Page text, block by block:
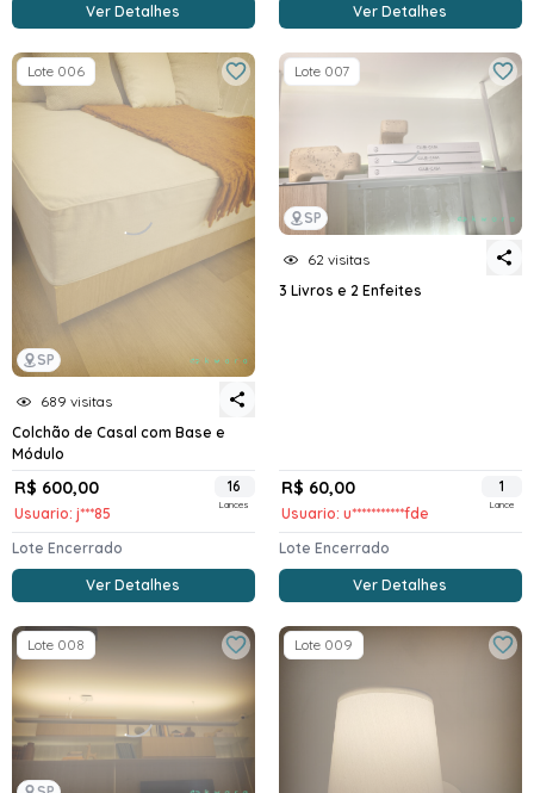
Ver Detalhes Ver Detalhes
SP
Lote 006
689 visitas
Colchão de Casal com Base e
Módulo
R$ 600,00
Usuario: j***85
16
Lances
Lote Encerrado
Ver Detalhes
SP
Lote 007
62 visitas
3 Livros e 2 Enfeites
R$ 60,00
Usuario: u***********fde
1
Lance
Lote Encerrado
Ver Detalhes
Lote 008 Lote 009